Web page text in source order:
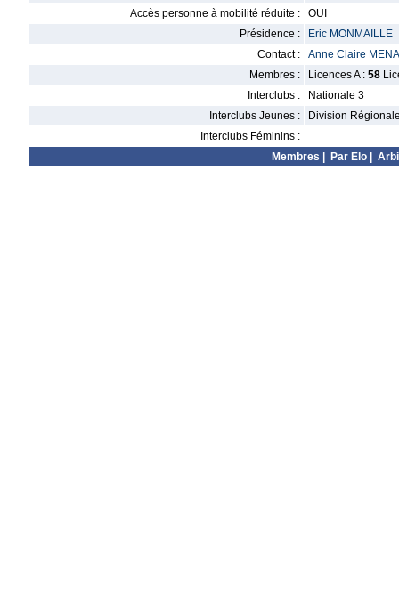
Accès personne à mobilité réduite :
OUI
Présidence :
Eric MONMAILLE
Contact :
Anne Claire
Membres :
Licences A : 58
Interclubs :
Nationale 3
Interclubs Jeunes :
Division
Interclubs Féminins :
Membres
Par Elo